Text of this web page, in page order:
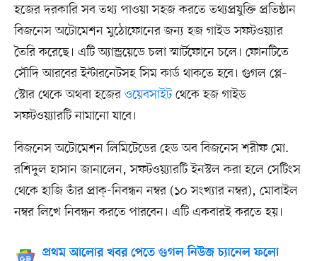
হজের দরকারি সব তথ্য পাওয়া সহজ করতে তথ্যপ্রযুক্তি প্রতিষ্ঠান
বিজনেস অটোমেশন মুঠোফোনের জন্য হজ গাইড সফটওয়্যার
তৈরি করেছে। এটি অ্যান্ড্রয়েডে চলা স্মার্টফোনে চলে। ফোনটিতে
সৌদি আরবের ইন্টারনেটসহ সিম কার্ড থাকতে হবে। গুগল প্লে–
স্টোর থেকে অথবা হজের ওয়েবসাইটথেকে হজ গাইড
সফটওয়্যারটি নামানো যাবে।
বিজনেস অটোমেশন লিমিটেডের হেড অব বিজনেস শরীফ মো.
রশিদুল হাসান জানালেন, সফটওয়্যারটি ইনস্টল করা হলে সেটিংস
থেকে হাজি তাঁর প্রাক্-নিবন্ধন নম্বর (১০ সংখ্যার নম্বর), মোবাইল
নম্বর লিখে নিবন্ধন করতে পারবেন। এটি একবারই করতে হয়।
প্রথম আলোর খবর পেতে গুগল নিউজ চ্যানেল ফলো